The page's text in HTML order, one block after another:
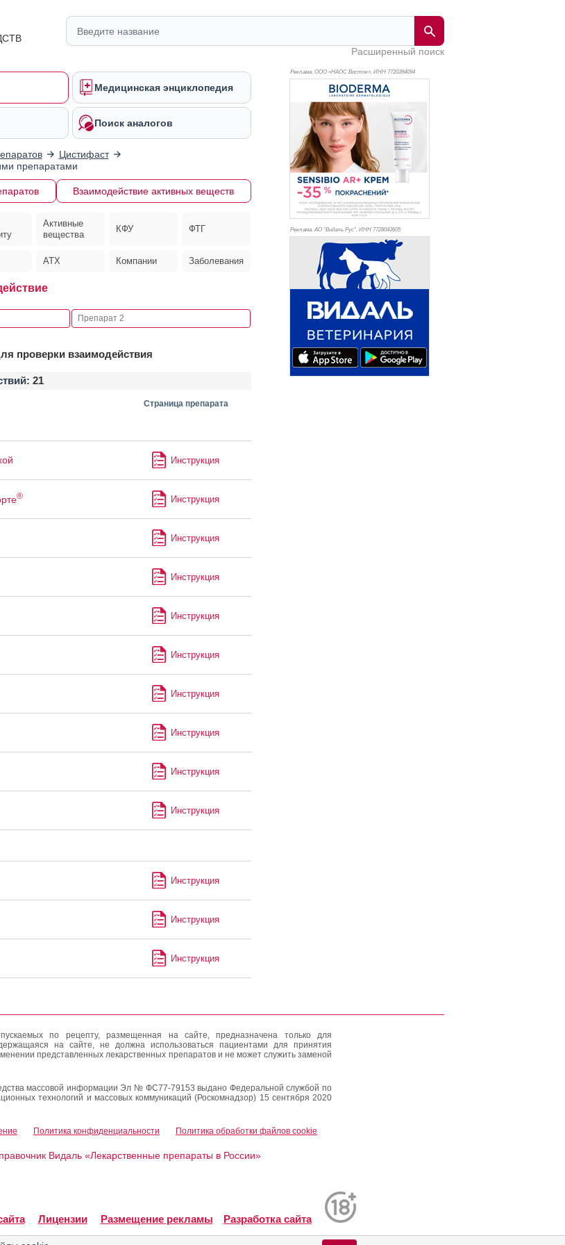
Расширенный поиск
Медицинская энциклопедия
Поиск аналогов
Цистифаст
препаратами
Взаимодействие активных веществ
Активные
вещества
КФУ ФТГ
АТХ Компании Заболевания
проверки взаимодействия
21
Страница препарата
Инструкция
® Инструкция
Инструкция
Инструкция
Инструкция
Инструкция
Инструкция
Инструкция
Инструкция
Инструкция
Инструкция
Инструкция
Инструкция
Реклама. ООО «НАОС Восток», ИНН 7720394094
Реклама. АО "Видаль Рус", ИНН 7728043605
по рецепту, размещенная на сайте, предназначена только для
на сайте, не должна использоваться пациентами для принятия
представленных лекарственных препаратов и не может служить заменой
массовой информации Эл № ФС77-79153 выдано Федеральной службой по
технологий и массовых коммуникаций (Роскомнадзор) 15 сентября 2020
Политика конфиденциальности Политика обработки файлов cookie
Видаль «Лекарственные препараты в России»
Лицензии Размещение рекламы Разработка сайта